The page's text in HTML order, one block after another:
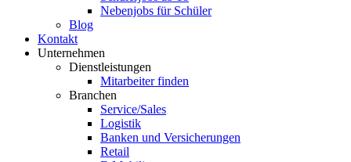
Nebenjobs für Schüler
Blog
Kontakt
Unternehmen
Dienstleistungen
Mitarbeiter finden
Branchen
Service/Sales
Logistik
Banken und Versicherungen
Retail